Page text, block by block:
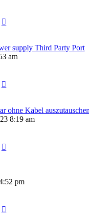
supply Third Party Port
am
ohne Kabel
8:19 am
pm